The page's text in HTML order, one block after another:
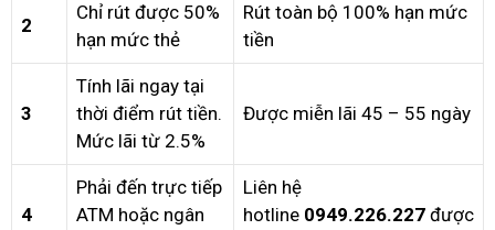
2
Chỉ rút được 50%
hạn mức thẻ
Rút toàn bộ 100% hạn mức
tiền
3
Tính lãi ngay tại
thời điểm rút tiền.
Mức lãi từ 2.5%
Được miễn lãi 45 – 55 ngày
4
Phải đến trực tiếp
ATM hoặc ngân
Liên hệ
hotline 0949.226.227 được